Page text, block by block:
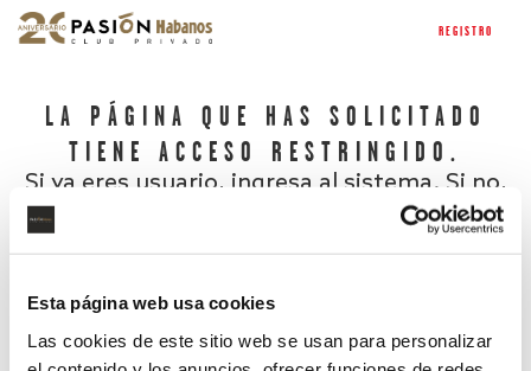
Esta página web usa cookies
Las cookies de este sitio web se usan para personalizar
REGISTRO
LA PÁGINA QUE HAS SOLICITADO
TIENE ACCESO RESTRINGIDO.
Si ya eres usuario, ingresa al sistema. Si no,